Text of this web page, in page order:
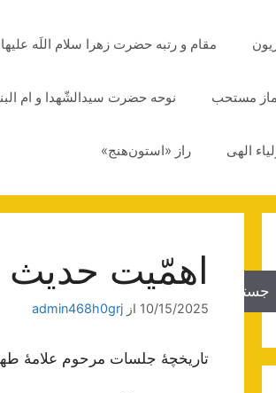
مقام و رتبه حضرت زهرا سلام اللَه علیها
مستحب نوحه حضرت سیدالشّهدا و ام
الهی راز «استون‌هنج»
اهمّیت
10/15/2025 از admin468h0grj
تاریخچۀ جلسات مرحوم علامۀ
جستجو